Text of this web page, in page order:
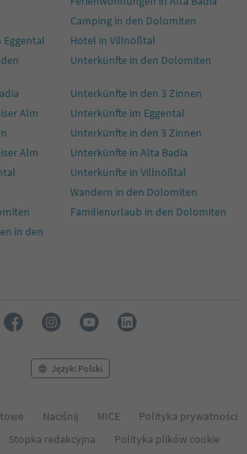
Camping in den Dolomiten
Hotel in Villnößtal
Unterkünfte in den Dolomiten
Unterkünfte in den 3 Zinnen
Alm
Unterkünfte im Eggental
Unterkünfte in den 3 Zinnen
Alm
Unterkünfte in Alta Badia
Unterkünfte in Villnößtal
Wandern in den Dolomiten
Familienurlaub in den Dolomiten
in den
Język: Polski
Naciśnij MICE
Polityka prywatności
Stopka redakcyjna
Polityka plików cookie